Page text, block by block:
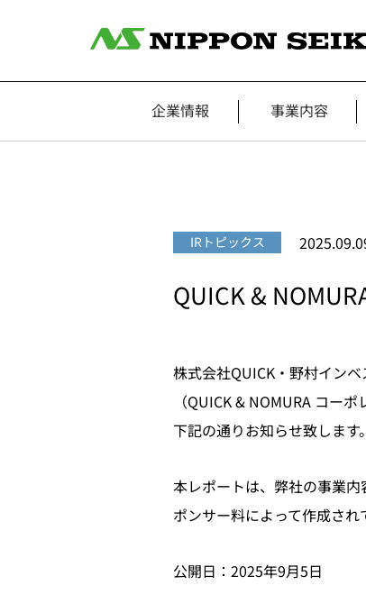
企業情報 事業内容
IRトピックス
QUICK &
株式会社QUICK・野村イン
（QUICK & NOMURA コー
下記の通りお知らせ致します。
本レポートは、弊社の事業
ポンサー料によって作成され
公開日：2025年9月5日